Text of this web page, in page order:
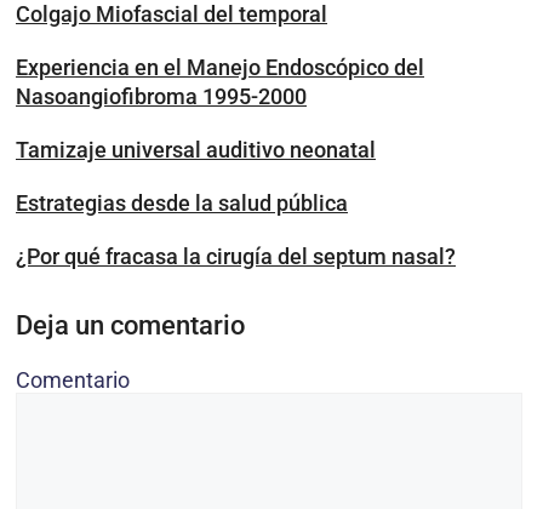
Colgajo Miofascial del temporal
Experiencia en el Manejo Endoscópico del
Nasoangiofibroma 1995-2000
Tamizaje universal auditivo neonatal
Estrategias desde la salud pública
¿Por qué fracasa la cirugía del septum nasal?
Deja un comentario
Comentario